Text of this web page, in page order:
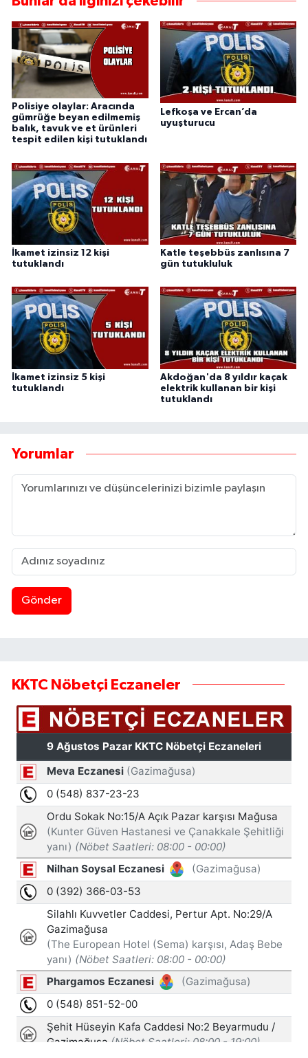
Polisiye olaylar: Aracında
gümrüğe beyan edilmemiş
balık, tavuk ve et ürünleri
tespit edilen kişi tutuklandı
Lefkoşa ve Ercan’da
uyuşturucu
İkamet izinsiz 12 kişi
tutuklandı
Katle teşebbüs zanlısına 7
gün tutukluluk
İkamet izinsiz 5 kişi
tutuklandı
Akdoğan'da 8 yıldır kaçak
elektrik kullanan bir kişi
tutuklandı
Yorumlar
Gönder
KKTC Nöbetçi Eczaneler